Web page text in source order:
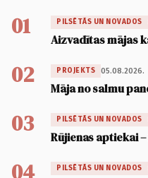
01 PILSĒTĀS UN NOVADOS
Aizvadītas mājas
02 PROJEKTS 05.08.2026.
Māja no salmu
03 PILSĒTĀS UN NOVADOS
Rūjienas aptiekai –
04 PILSĒTĀS UN NOVADOS